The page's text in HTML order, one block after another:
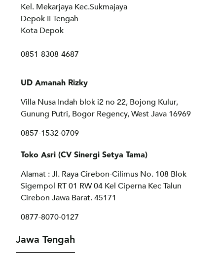
Kel. Mekarjaya Kec.Sukmajaya
Depok II Tengah
Kota Depok
0851-8308-4687
UD Amanah Rizky
Villa Nusa Indah blok i2 no 22, Bojong Kulur,
Gunung Putri, Bogor Regency, West Java 16969
0857-1532-0709
Toko Asri (CV Sinergi Setya Tama)
Alamat : Jl. Raya Cirebon-Cilimus No. 108 Blok
Sigempol RT 01 RW 04 Kel Ciperna Kec Talun
Cirebon Jawa Barat. 45171
0877-8070-0127
Jawa Tengah